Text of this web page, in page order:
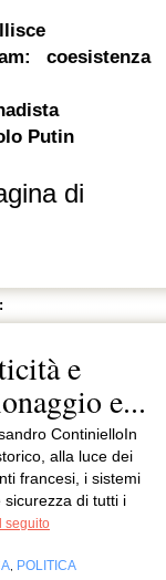
coesistenza
Putin
di
e
e...
ContinielloIn
alla luce dei
francesi, i sistemi
sicurezza di tutti i
seguito
POLITICA